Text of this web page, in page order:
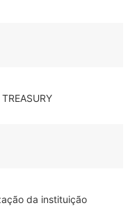
da instituição